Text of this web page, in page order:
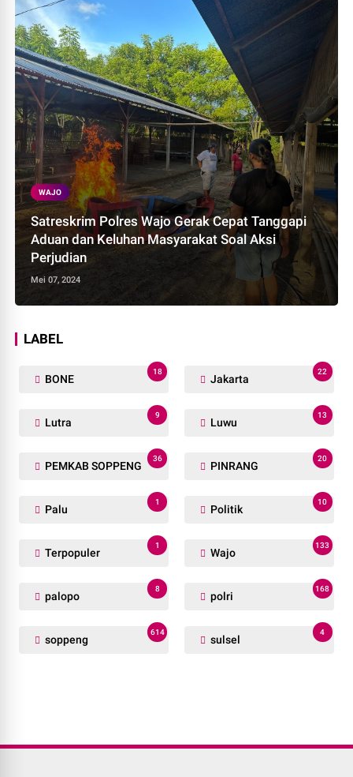
WAJO
Satreskrim Polres Wajo Gerak Cepat Tanggapi
Aduan dan Keluhan Masyarakat Soal Aksi
Perjudian
Mei 07, 2024
LABEL
BONE
18
Jakarta
22
Lutra
9
Luwu
13
PEMKAB SOPPENG
36
PINRANG
20
Palu
1
Politik
10
Terpopuler
1
Wajo
133
palopo
8
polri
168
soppeng
614
sulsel
4